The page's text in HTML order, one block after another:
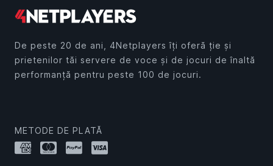
De peste 20 de ani, 4Netplayers îți oferă ție și
prietenilor tăi servere de voce și de jocuri de înaltă
performanță pentru peste 100 de jocuri.
METODE DE PLATĂ